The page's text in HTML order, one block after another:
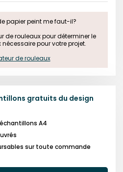
papier peint me faut-il?
de rouleaux pour déterminer le
pour votre projet.
de rouleaux
gratuits du design
A4
sur toute commande